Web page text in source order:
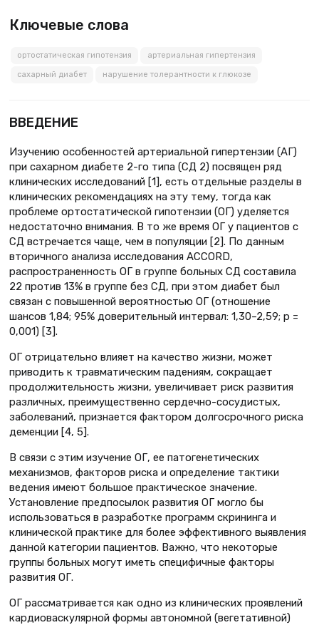
Ключевые слова
ортостатическая гипотензия артериальная гипертензия
сахарный диабет нарушение толерантности к глюкозе
ВВЕДЕНИЕ
Изучению особенностей артериальной гипертензии (АГ)
при сахарном диабете 2-го типа (СД 2) посвящен ряд
клинических исследований [1], есть отдельные разделы в
клинических рекомендациях на эту тему, тогда как
проблеме ортостатической гипотензии (ОГ) уделяется
недостаточно внимания. В то же время ОГ у пациентов с
СД встречается чаще, чем в популяции [2]. По данным
вторичного анализа исследования ACCORD,
распространенность ОГ в группе больных СД составила
22 против 13% в группе без СД, при этом диабет был
связан с повышенной вероятностью ОГ (отношение
шансов 1,84; 95% доверительный интервал: 1,30–2,59; p =
0,001) [3].
ОГ отрицательно влияет на качество жизни, может
приводить к травматическим падениям, сокращает
продолжительность жизни, увеличивает риск развития
различных, преимущественно сердечно-сосудистых,
заболеваний, признается фактором долгосрочного риска
деменции [4, 5].
В связи с этим изучение ОГ, ее патогенетических
механизмов, факторов риска и определение тактики
ведения имеют большое практическое значение.
Установление предпосылок развития ОГ могло бы
использоваться в разработке программ скрининга и
клинической практике для более эффективного выявления
данной категории пациентов. Важно, что некоторые
группы больных могут иметь специфичные факторы
развития ОГ.
ОГ рассматривается как одно из клинических проявлений
кардиоваскулярной формы автономной (вегетативной)